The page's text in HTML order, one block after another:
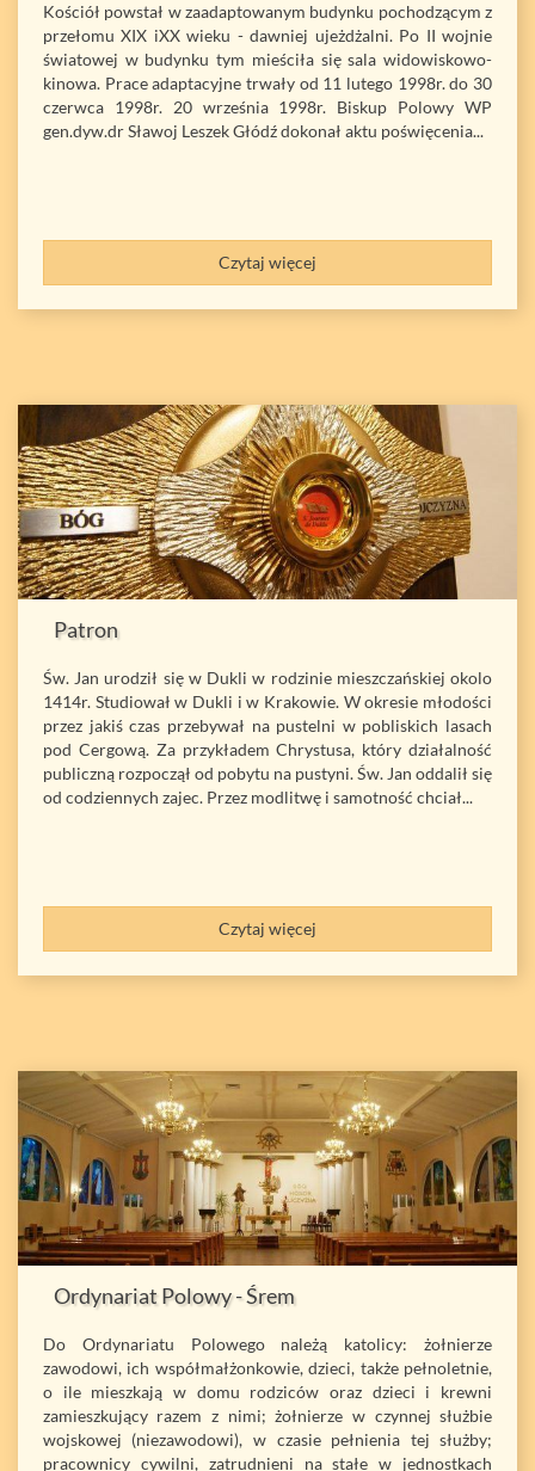
Kościół powstał w zaadaptowanym budynku pochodzącym z
przełomu XIX iXX wieku - dawniej ujeżdżalni. Po II wojnie
światowej w budynku tym mieściła się sala widowiskowo-
kinowa. Prace adaptacyjne trwały od 11 lutego 1998r. do 30
czerwca 1998r. 20 września 1998r. Biskup Polowy WP
gen.dyw.dr Sławoj Leszek Głódź dokonał aktu poświęcenia...
Czytaj więcej
Patron
Św. Jan urodził się w Dukli w rodzinie mieszczańskiej okolo
1414r. Studiował w Dukli i w Krakowie. W okresie młodości
przez jakiś czas przebywał na pustelni w pobliskich lasach
pod Cergową. Za przykładem Chrystusa, który działalność
publiczną rozpoczął od pobytu na pustyni. Św. Jan oddalił się
od codziennych zajec. Przez modlitwę i samotność chciał...
Czytaj więcej
Ordynariat Polowy - Śrem
Do Ordynariatu Polowego należą katolicy: żołnierze
zawodowi, ich współmałżonkowie, dzieci, także pełnoletnie,
o ile mieszkają w domu rodziców oraz dzieci i krewni
zamieszkujący razem z nimi; żołnierze w czynnej służbie
wojskowej (niezawodowi), w czasie pełnienia tej służby;
pracownicy cywilni, zatrudnieni na stałe w jednostkach